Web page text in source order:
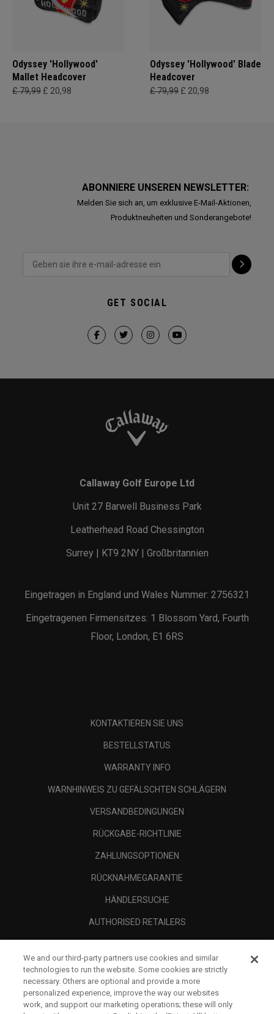
Odyssey 'Hollywood'
Mallet Headcover
£ 79,99 £ 20,98
Odyssey 'Hollywood' Blade
Headcover
£ 79,99 £ 20,98
ABONNIERE UNSEREN NEWSLETTER:
Melden Sie sich an, um exklusive E-Mail-Aktionen,
Produktneuheiten und Sonderangebote!
GET SOCIAL
Callaway Golf Europe Ltd
Unit 27 Barwell Business Park
Leatherhead Road Chessington
Surrey | KT9 2NY | Großbritannien
Eingetragen in England und Wales Nummer: 2756321
Eingetragenen Firmensitzes: 1 Blossom Yard, Fourth
Floor, London, E1 6RS
KONTAKTIEREN SIE UNS
BESTELLSTATUS
WARRANTY INFO
WARNHINWEIS ZU GEFÄLSCHTEN SCHLÄGERN
VERSANDBEDINGUNGEN
RÜCKGABE-RICHTLINIE
ZAHLUNGSOPTIONEN
RÜCKNAHMEGARANTIE
HÄNDLERSUCHE
AUTHORISED RETAILERS
UNTERNEHMENSPROFIL
RECHTLICHES-
We and our third-party partners use cookies and similar
technologies to run the website. Some cookies are strictly
necessary. Others are optional and provide a more
personalized experience, improve the way our websites
work, and support our marketing operations; these will only